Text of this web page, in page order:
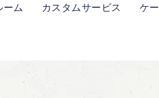
ーム カスタムサービス ケ